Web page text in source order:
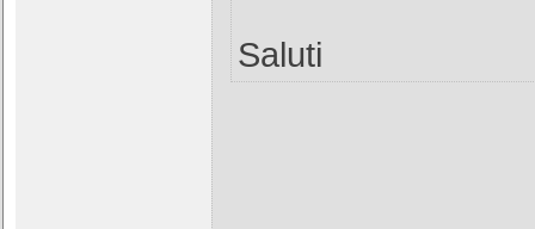
Saluti